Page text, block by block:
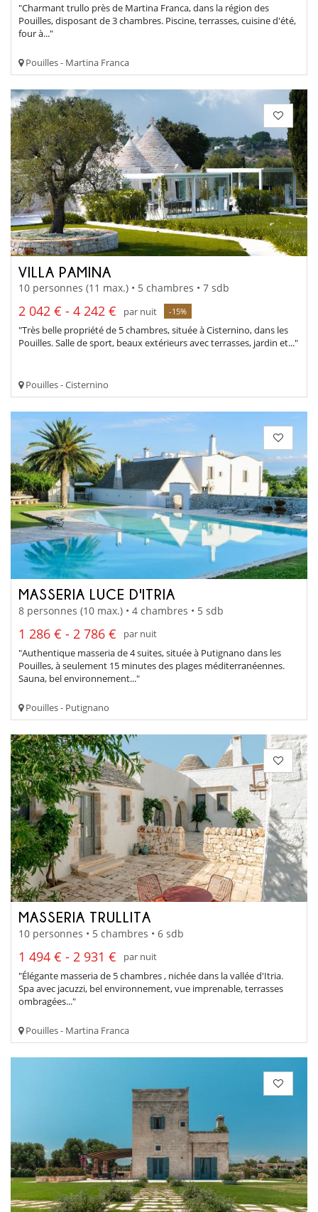
"Charmant trullo près de Martina Franca, dans la région des
Pouilles, disposant de 3 chambres. Piscine, terrasses, cuisine d'été,
four à..."
Pouilles - Martina Franca
VILLA PAMINA
10 personnes (11 max.) • 5 chambres • 7 sdb
2 042 € - 4 242 € par nuit -15%
"Très belle propriété de 5 chambres, située à Cisternino, dans les
Pouilles. Salle de sport, beaux extérieurs avec terrasses, jardin et..."
Pouilles - Cisternino
MASSERIA LUCE D'ITRIA
8 personnes (10 max.) • 4 chambres • 5 sdb
1 286 € - 2 786 €
par nuit
"Authentique masseria de 4 suites, située à Putignano dans les
Pouilles, à seulement 15 minutes des plages méditerranéennes.
Sauna, bel environnement..."
Pouilles - Putignano
MASSERIA TRULLITA
10 personnes • 5 chambres • 6 sdb
1 494 € - 2 931 €
par nuit
"Élégante masseria de 5 chambres , nichée dans la vallée d'Itria.
Spa avec jacuzzi, bel environnement, vue imprenable, terrasses
ombragées..."
Pouilles - Martina Franca